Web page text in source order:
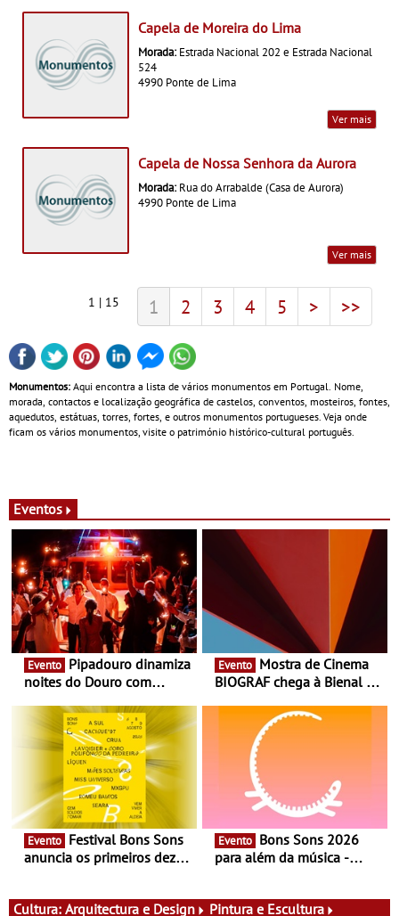
Capela de Moreira do Lima
Morada: Estrada Nacional 202 e Estrada Nacional
524
4990 Ponte de Lima
Ver mais
Capela de Nossa Senhora da Aurora
Morada: Rua do Arrabalde (Casa de Aurora)
4990 Ponte de Lima
Ver mais
1 | 15 1 2 3 4 5 > >>
Monumentos: Aqui encontra a lista de vários monumentos em Portugal. Nome,
morada, contactos e localização geográfica de castelos, conventos, mosteiros, fontes,
aquedutos, estátuas, torres, fortes, e outros monumentos portugueses. Veja onde
ficam os vários monumentos, visite o património histórico-cultural português.
Eventos
Evento
noites do Douro com
vinho, gastronomia e
música
Evento
BIOGRAF chega à Bienal de
Documentário, ensaio
fílmico e práticas artísticas
Evento
anuncia os primeiros dez
Evento
para além da música -
atividades para toda a
Cultura: Arquitectura e Design Pintura e Escultura